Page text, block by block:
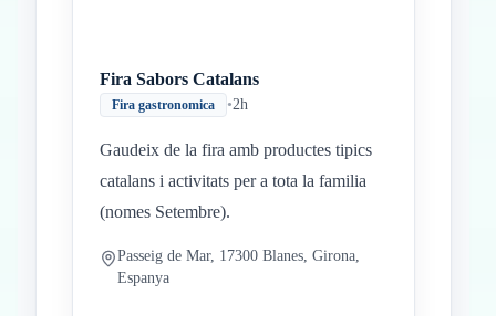
Fira Sabors Catalans
Fira gastronomica •2h
Gaudeix de la fira amb productes tipics
catalans i activitats per a tota la familia
(nomes Setembre).
Passeig de Mar, 17300 Blanes, Girona,
Espanya